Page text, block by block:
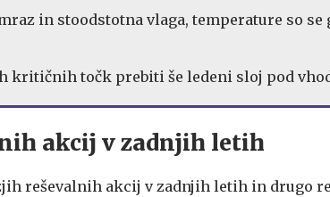
in stoodstotna vlaga, temperature so se
kritičnih točk prebiti še ledeni sloj pod
akcij v zadnjih letih
reševalnih akcij v zadnjih letih in drugo